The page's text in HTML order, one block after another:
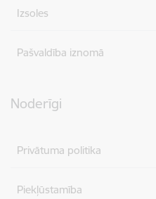
Izsoles
Pašvaldība iznomā
Noderīgi
Privātuma politika
Piekļūstamība